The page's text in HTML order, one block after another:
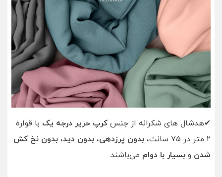
✔هدشال های شکرانه از جنس کرپ حریر درجه یک با قواره
٢ متر در ٧۵ سانت،
بدون پرزدهی، بدون دید، بدون نخ کش
شدن و بسیار با دوام می‌باشند.